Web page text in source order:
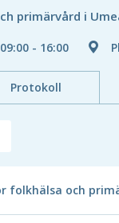
primärvård i
09:00 - 16:00
Protokoll
folkhälsa och